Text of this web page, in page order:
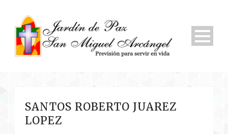
SANTOS ROBERTO JUAREZ
LOPEZ